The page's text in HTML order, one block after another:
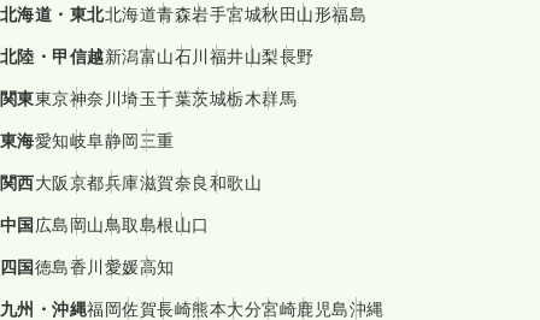
北海道・東北北海道青森岩手宮城秋田山形福島
北陸・甲信越新潟富山石川福井山梨長野
関東東京神奈川埼玉千葉茨城栃木群馬
東海愛知岐阜静岡三重
関西大阪京都兵庫滋賀奈良和歌山
中国広島岡山鳥取島根山口
四国徳島香川愛媛高知
九州・沖縄福岡佐賀長崎熊本大分宮崎鹿児島沖縄